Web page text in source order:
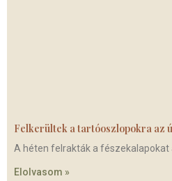
Felkerültek a tartóoszlopokra az
A héten felrakták a fészekalapokat
Elolvasom »